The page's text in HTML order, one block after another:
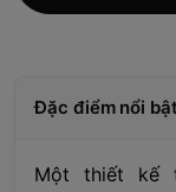
Đặc điểm nổi bật
Một thiết kế